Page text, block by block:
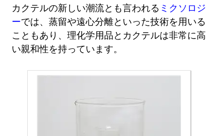
カクテルの新しい潮流とも言われる ミクソロジ
ーでは、蒸留や遠心分離といった技術を用いる
こともあり、理化学用品とカクテルは非常に高
い親和性を持っています。